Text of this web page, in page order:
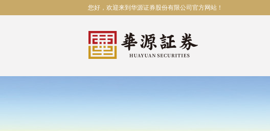
您好，欢迎来到华源证券股份有限公司官方网站！